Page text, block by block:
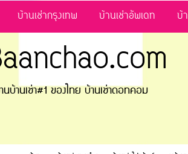
บ้านเช่ากรุงเทพ บ้านเช่าอัพเดท บ้
นบ้านเช่า#1 ของไทย บ้านเช่าดอทคอม